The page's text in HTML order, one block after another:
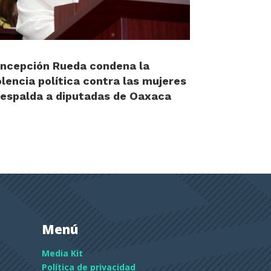
Rueda condena la
política contra las mujeres
a diputadas de Oaxaca
Menú
Media Kit
Política de privacidad